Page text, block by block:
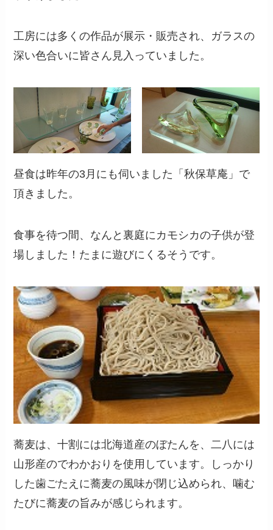
工房には多くの作品が展示・販売され、ガラスの
深い色合いに皆さん見入っていました。
昼食は昨年の3月にも伺いました「秋保草庵」で
頂きました。
食事を待つ間、なんと裏庭にカモシカの子供が登
場しました！たまに遊びにくるそうです。
蕎麦は、十割には北海道産のぼたんを、二八には
山形産のでわかおりを使用しています。しっかり
した歯ごたえに蕎麦の風味が閉じ込められ、噛む
たびに蕎麦の旨みが感じられます。